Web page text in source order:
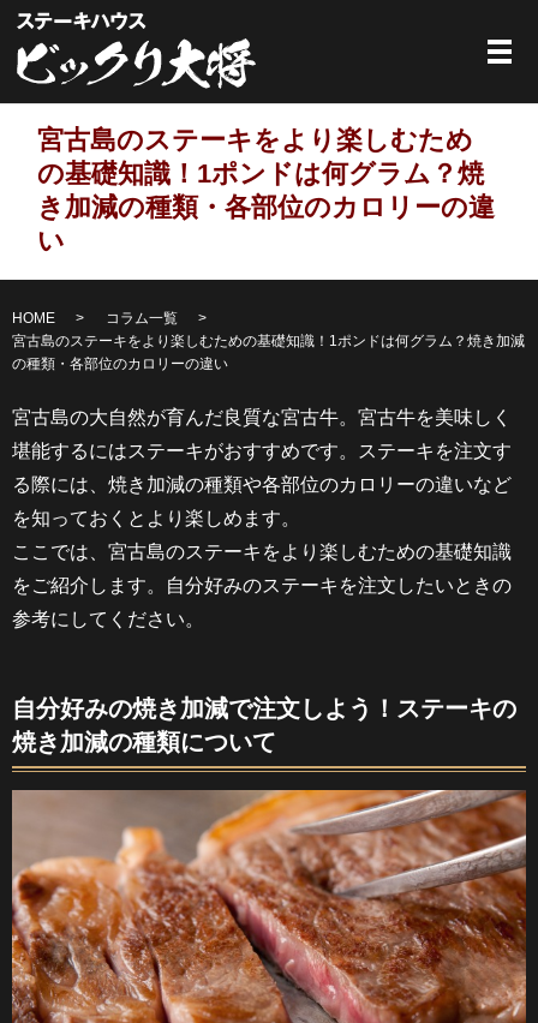
メ
宮古島のステーキをより楽しむため
の基礎知識！1ポンドは何グラム？焼
き加減の種類・各部位のカロリーの違
い
HOME
コラム一覧
宮古島のステーキをより楽しむための基礎知識！1ポンドは何グラム？焼き加減
の種類・各部位のカロリーの違い
宮古島の大自然が育んだ良質な宮古牛。宮古牛を美味しく
堪能するにはステーキがおすすめです。ステーキを注文す
る際には、焼き加減の種類や各部位のカロリーの違いなど
を知っておくとより楽しめます。
ここでは、宮古島のステーキをより楽しむための基礎知識
をご紹介します。自分好みのステーキを注文したいときの
参考にしてください。
自分好みの焼き加減で注文しよう！ステーキの
焼き加減の種類について